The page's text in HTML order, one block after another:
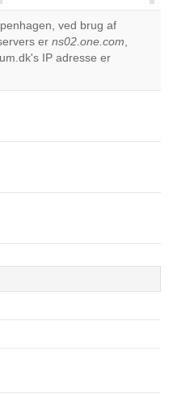
correctly.
Do you
own this
ved brug af
er ns02.one.com,
IP adresse er